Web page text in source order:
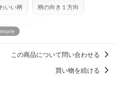
用・販売および型紙を使用して
ちら
いい柄 柄の向き１方向
collins）
この商品について問い合わせる
買い物を続ける